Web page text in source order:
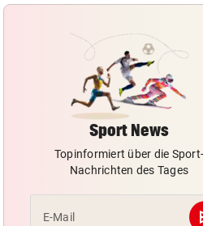
Sport News
Topinformiert über die Sport-
Nachrichten des Tages
E-Mail